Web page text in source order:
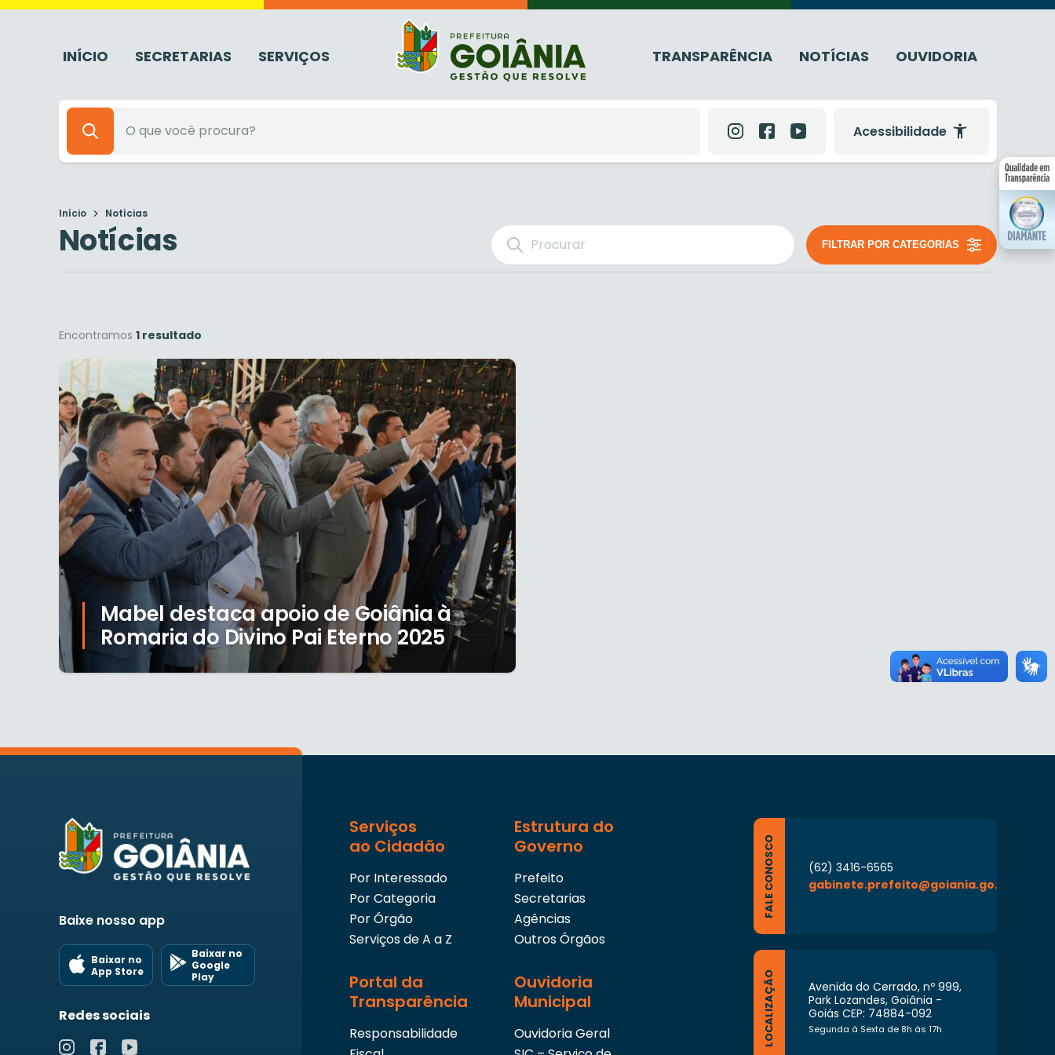
INÍCIO SECRETARIAS SERVIÇOS TRANSPARÊNCIA NOTÍCIAS OUVIDORIA
Acessibilidade
Início Notícias
Notícias FILTRAR POR CATEGORIAS
Encontramos 1 resultado
Mabel destaca apoio de Goiânia à
Romaria do Divino Pai Eterno 2025
Baixe nosso app
Baixar no
App Store
Baixar no
Google
Play
Redes sociais
Serviços
ao Cidadão
Por Interessado
Por Categoria
Por Órgão
Serviços de A a Z
Estrutura do
Governo
Prefeito
Secretarias
Agências
Outros Órgãos
Portal da
Transparência
Responsabilidade
Ouvidoria
Municipal
Ouvidoria Geral
FALE CONOSCO
(62) 3416-6565
gabinete.prefeito@goiania.go.gov.br
LOCALIZAÇÃO
Avenida do Cerrado, nº 999,
Park Lozandes, Goiânia -
Goiás CEP: 74884-092
Segunda à Sexta de 8h às 17h